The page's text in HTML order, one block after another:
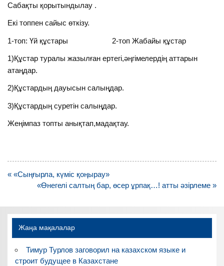
Сабақты қорытындылау .
Екі топпен сайыс өткізу.
1-топ: Үй құстары 2-топ Жабайы құстар
1)Құстар туралы жазылған ертегі,әңгімелердің аттарын
атаңдар.
2)Құстардың дауысын салыңдар.
3)Құстардың суретін салыңдар.
Жеңімпаз топты анықтап,мадақтау.
Навигация
« «Сыңғырла, күміс қоңырау»
«Өнегелі салтың бар, өсер ұрпақ…! атты әзірлеме »
Жаңа мақалалар
Тимур Турлов заговорил на казахском языке и
строит будущее в Казахстане